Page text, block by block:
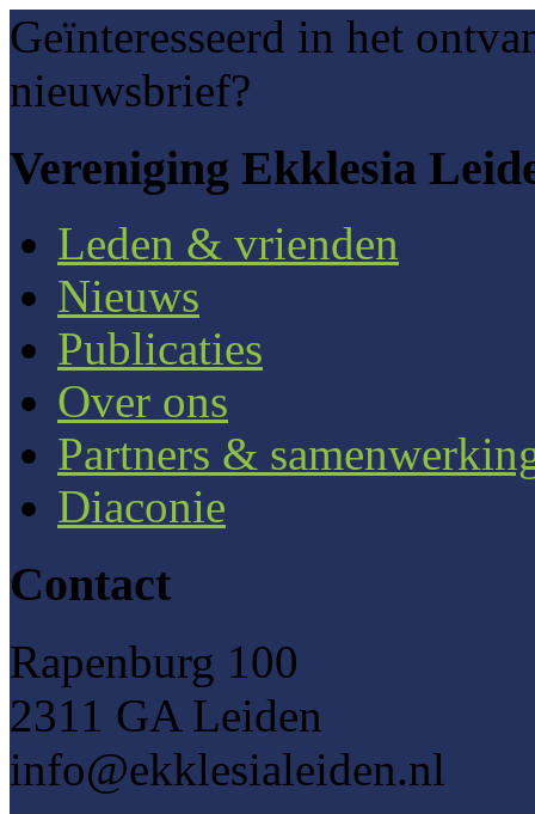
Geïnteresseerd in het
nieuwsbrief?
Vereniging Ekklesia
Leden & vrienden
Nieuws
Publicaties
Over ons
Partners &
Diaconie
Contact
Rapenburg 100
2311 GA Leiden
info@ekklesialeiden.nl